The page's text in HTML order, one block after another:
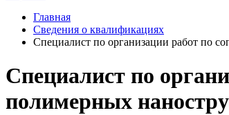
Главная
Сведения о квалификациях
Специалист по организации работ по
Специалист по
полимерных